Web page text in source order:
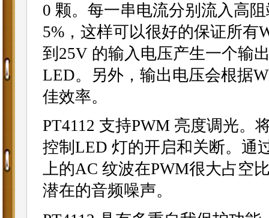
0 颗。每一串电流分别流入高
5%，这样可以很好的保证所有
到25V 的输入电压产生一个输
LED。另外，输出电压会根据
佳效率。
PT4112 支持PWM 亮度调光。
控制LED 灯的开启和关断。通
上的AC 纹波在PWM很大占空
潜在的音频噪声。